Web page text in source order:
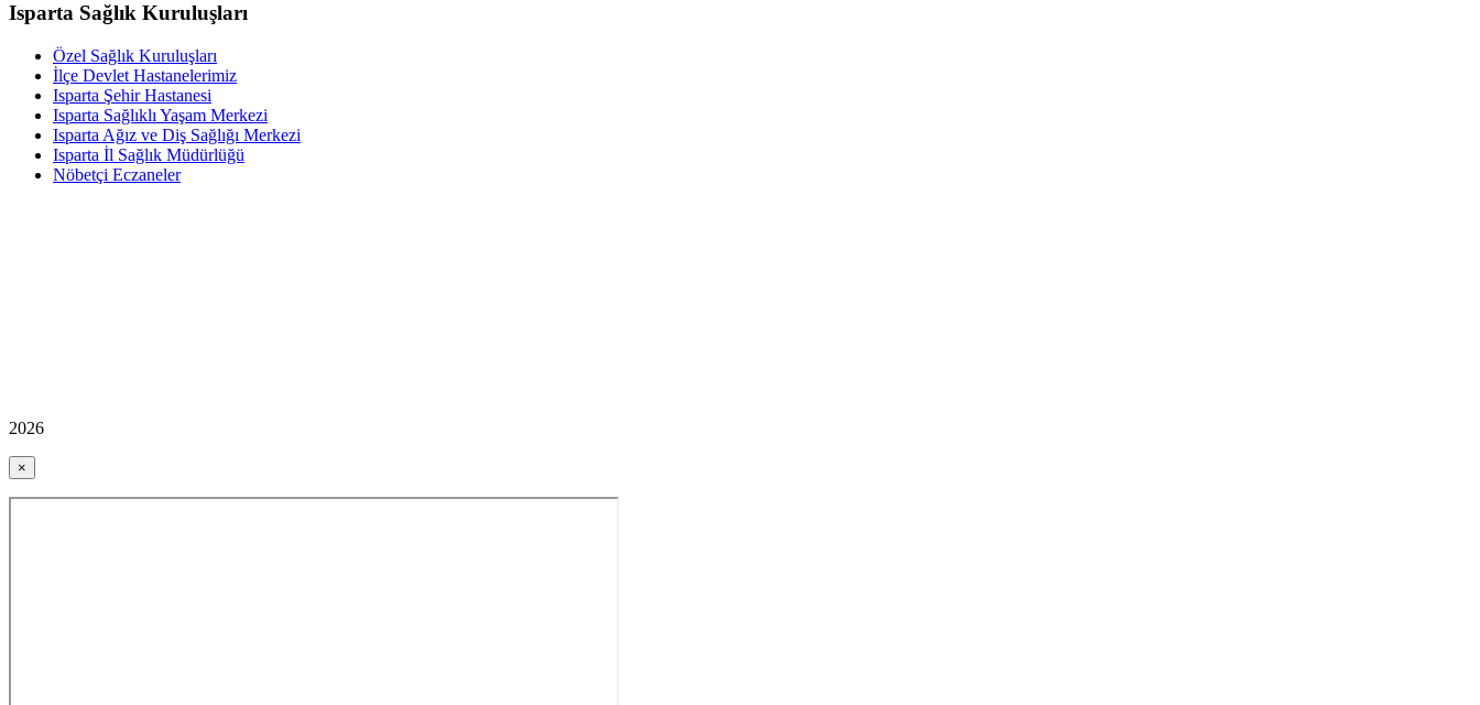
Isparta Sağlık Kuruluşları
Özel Sağlık Kuruluşları
İlçe Devlet Hastanelerimiz
Isparta Şehir Hastanesi
Isparta Sağlıklı Yaşam Merkezi
Isparta Ağız ve Diş Sağlığı Merkezi
Isparta İl Sağlık Müdürlüğü
Nöbetçi Eczaneler
2026
×